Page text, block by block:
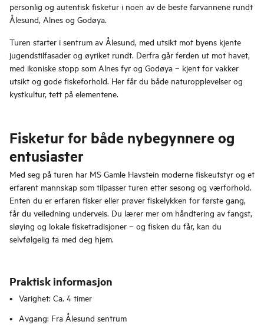
personlig og autentisk fisketur i noen av de beste farvannene rundt
Ålesund, Alnes og Godøya.
Turen starter i sentrum av Ålesund, med utsikt mot byens kjente
jugendstilfasader og øyriket rundt. Derfra går ferden ut mot havet,
med ikoniske stopp som Alnes fyr og Godøya – kjent for vakker
utsikt og gode fiskeforhold. Her får du både naturopplevelser og
kystkultur, tett på elementene.
Fisketur for både nybegynnere og
entusiaster
Med seg på turen har MS Gamle Havstein moderne fiskeutstyr og et
erfarent mannskap som tilpasser turen etter sesong og værforhold.
Enten du er erfaren fisker eller prøver fiskelykken for første gang,
får du veiledning underveis. Du lærer mer om håndtering av fangst,
sløying og lokale fisketradisjoner – og fisken du får, kan du
selvfølgelig ta med deg hjem.
Praktisk informasjon
Varighet: Ca. 4 timer
Avgang: Fra Ålesund sentrum